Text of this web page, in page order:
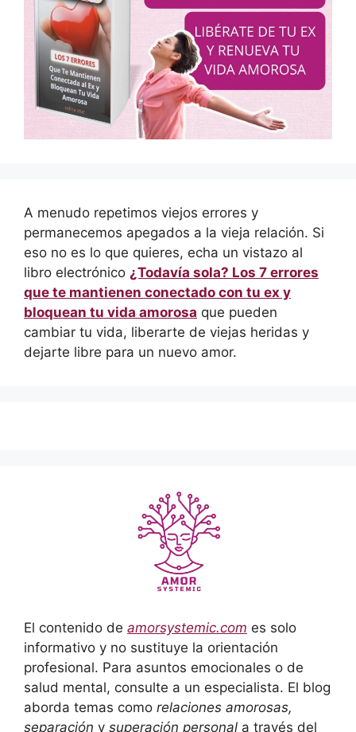
A menudo repetimos viejos errores y
permanecemos apegados a la vieja relación. Si
eso no es lo que quieres, echa un vistazo al
libro electrónico ¿Todavía sola? Los 7 errores
que te mantienen conectado con tu ex y
bloquean tu vida amorosa que pueden
cambiar tu vida, liberarte de viejas heridas y
dejarte libre para un nuevo amor.
El contenido de amorsystemic.com es solo
informativo y no sustituye la orientación
profesional. Para asuntos emocionales o de
salud mental, consulte a un especialista. El blog
aborda temas como relaciones amorosas,
separación y superación personal a través del